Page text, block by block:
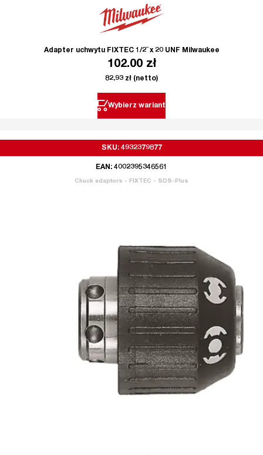
Adapter uchwytu FIXTEC 1/2˝ x 20 UNF Milwaukee
102.00 zł
82.93 zł (netto)
Wybierz wariant
SKU: 4932379877
EAN: 4002395346561
Chuck adaptors - FIXTEC - SDS-Plus